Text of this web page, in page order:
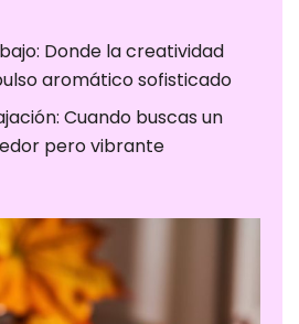
Donde la creatividad
aromático sofisticado
Cuando buscas un
pero vibrante
configurar su
navegador
para bloquear
o alertar sobre
partes del sitio
no funcionarán.
Estas cookies
no almacenan